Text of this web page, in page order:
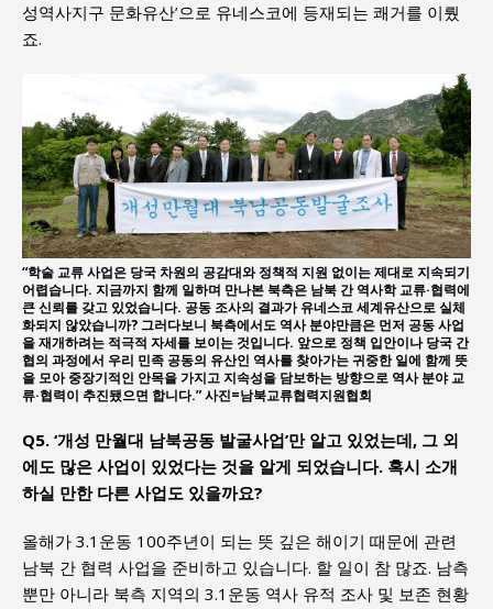
성역사지구 문화유산’으로 유네스코에 등재되는 쾌거를 이뤘
죠.
“학술 교류 사업은 당국 차원의 공감대와 정책적 지원 없이는 제대로 지속되기
어렵습니다. 지금까지 함께 일하며 만나본 북측은 남북 간 역사학 교류·협력에
큰 신뢰를 갖고 있었습니다. 공동 조사의 결과가 유네스코 세계유산으로 실체
화되지 않았습니까? 그러다보니 북측에서도 역사 분야만큼은 먼저 공동 사업
을 재개하려는 적극적 자세를 보이는 것입니다. 앞으로 정책 입안이나 당국 간
협의 과정에서 우리 민족 공동의 유산인 역사를 찾아가는 귀중한 일에 함께 뜻
을 모아 중장기적인 안목을 가지고 지속성을 담보하는 방향으로 역사 분야 교
류·협력이 추진됐으면 합니다.” 사진=남북교류협력지원협회
Q5. ‘개성 만월대 남북공동 발굴사업’만 알고 있었는데, 그 외
에도 많은 사업이 있었다는 것을 알게 되었습니다. 혹시 소개
하실 만한 다른 사업도 있을까요?
올해가 3.1운동 100주년이 되는 뜻 깊은 해이기 때문에 관련
남북 간 협력 사업을 준비하고 있습니다. 할 일이 참 많죠. 남측
뿐만 아니라 북측 지역의 3.1운동 역사 유적 조사 및 보존 현황